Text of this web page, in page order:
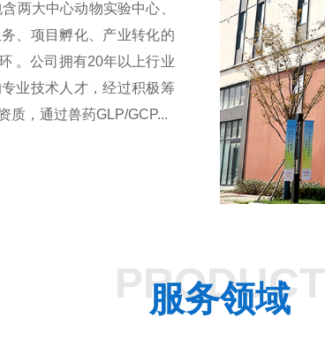
两大中心动物实验中心、
、项目孵化、产业转化的
。公司拥有20年以上行业
业技术人才，经过积极筹
质，通过兽药GLP/GCP...
PRODUCT
服务领域